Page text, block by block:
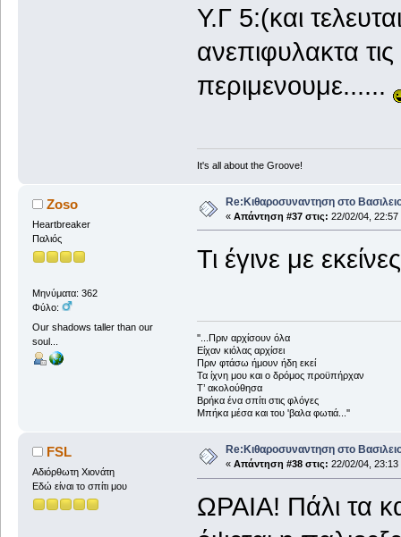
Υ.Γ 5:(και
ανεπιφυλακτα
περιμενουμε......
It's all about the Groove!
Zoso
Heartbreaker
Παλιός
Μηνύματα: 362
Φύλο:
Our shadows taller than our
soul...
Re:Κιθαροσυναντηση στο
« Απάντηση #37 στις: 22/02/04, 22:57
Τι έγινε με
''...Πριν αρχίσουν όλα
Είχαν κιόλας αρχίσει
Πριν φτάσω ήμουν ήδη εκεί
Τα ίχνη μου και ο δρόμος προϋπήρχαν
Τ’ ακολούθησα
Βρήκα ένα σπίτι στις φλόγες
Μπήκα μέσα και του 'βαλα φωτιά...''
FSL
Αδιόρθωτη Xιονάτη
Εδώ είναι το σπίτι μου
Re:Κιθαροσυναντηση στο
« Απάντηση #38 στις: 22/02/04, 23:13
ΩΡΑΙΑ! Πάλι τα